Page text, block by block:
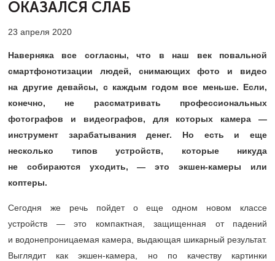
ОКАЗАЛСЯ СЛАБ
23 апреля 2020
Наверняка все согласны, что в наш век повальной
смартфонотизации людей, снимающих фото и видео
на другие девайсы, с каждым годом все меньше. Если,
конечно, не рассматривать профессиональных
фотографов и видеографов, для которых камера —
инструмент зарабатывания денег. Но есть и еще
несколько типов устройств, которые никуда
не собираются уходить, — это экшен-камеры или
коптеры.
Сегодня же речь пойдет о еще одном новом классе
устройств — это компактная, защищенная от падений
и водонепроницаемая камера, выдающая шикарный результат.
Выглядит как экшен-камера, но по качеству картинки